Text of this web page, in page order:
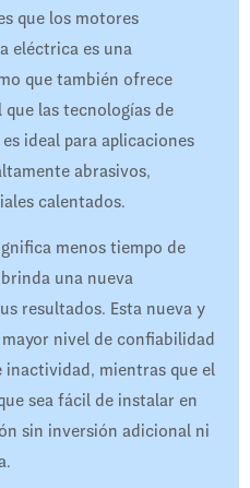
que los motores
eléctrica es una
que también ofrece
las tecnologías de
ideal para aplicaciones
abrasivos,
calentados.
menos tiempo de
una nueva
resultados. Esta nueva y
nivel de confiabilidad
inactividad, mientras que el
sea fácil de instalar en
sin inversión adicional ni